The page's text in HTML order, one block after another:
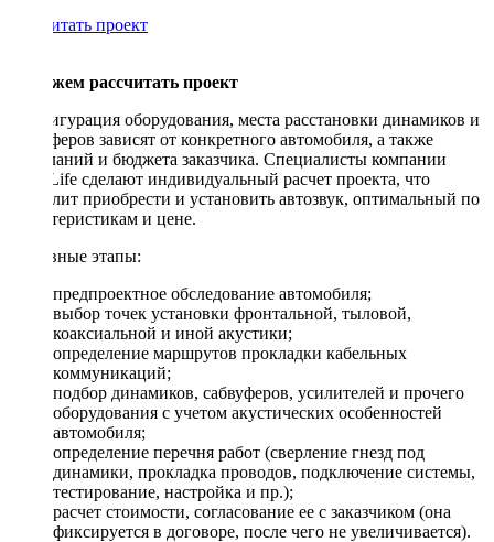
Рассчитать проект
Поможем рассчитать проект
Конфигурация оборудования, места расстановки динамиков и
сабвуферов зависят от конкретного автомобиля, а также
пожеланий и бюджета заказчика. Специалисты компании
DriveLife сделают индивидуальный расчет проекта, что
позволит приобрести и установить автозвук, оптимальный по
характеристикам и цене.
Основные этапы:
предпроектное обследование автомобиля;
выбор точек установки фронтальной, тыловой,
коаксиальной и иной акустики;
определение маршрутов прокладки кабельных
коммуникаций;
подбор динамиков, сабвуферов, усилителей и прочего
оборудования с учетом акустических особенностей
автомобиля;
определение перечня работ (сверление гнезд под
динамики, прокладка проводов, подключение системы,
тестирование, настройка и пр.);
расчет стоимости, согласование ее с заказчиком (она
фиксируется в договоре, после чего не увеличивается).